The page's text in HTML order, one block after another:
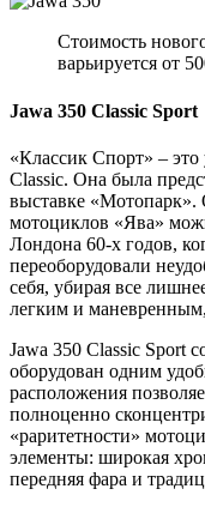
Стоимость
варьируется от
Jawa 350 Classic Sport
«Классик Спорт» – это
Classic. Она была
выставке «Мотопарк».
мотоциклов «Ява»
Лондона 60-х годов,
переоборудовали
себя, убирая все
легким и
Jawa 350 Classic Sport
оборудован одним
расположения
полноценно
«раритетности»
элементы: широкая
передняя фара и